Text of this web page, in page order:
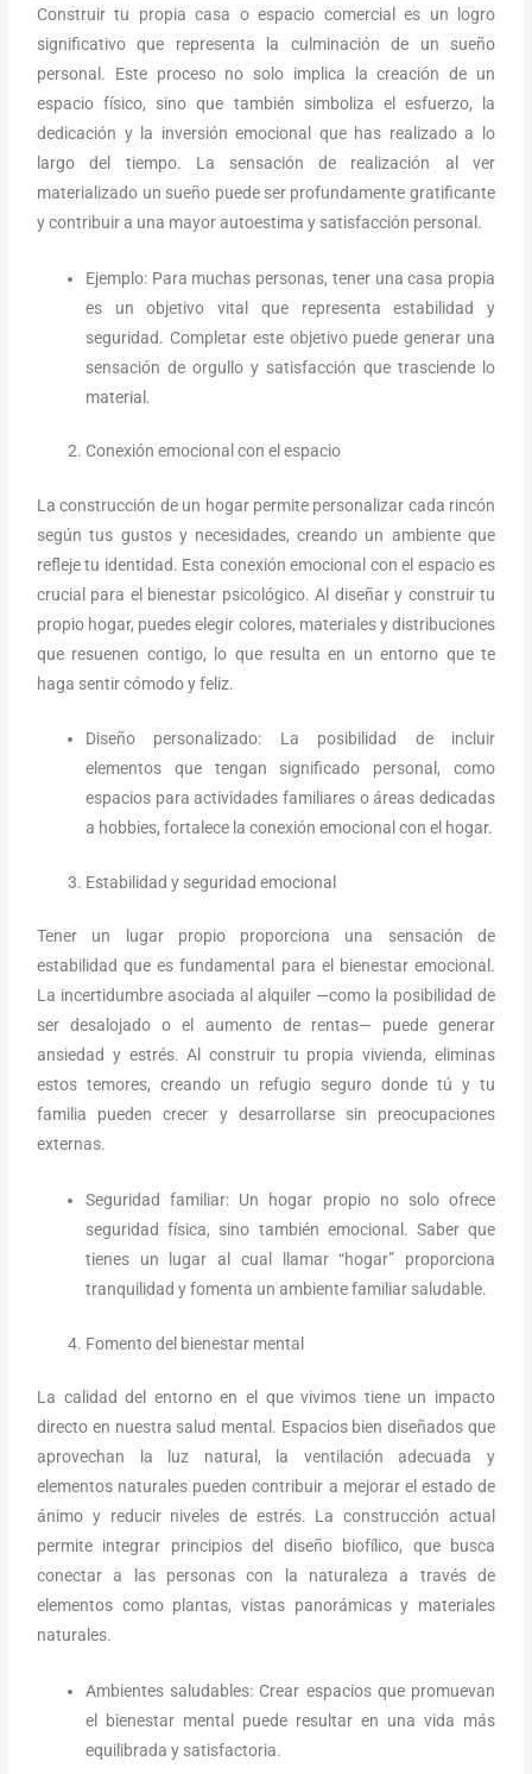
Construir tu propia casa o espacio comercial es un logro
significativo que representa la culminación de un sueño
personal. Este proceso no solo implica la creación de un
espacio físico, sino que también simboliza el esfuerzo, la
dedicación y la inversión emocional que has realizado a lo
largo del tiempo. La sensación de realización al ver
materializado un sueño puede ser profundamente gratificante
y contribuir a una mayor autoestima y satisfacción personal.
Ejemplo: Para muchas personas, tener una casa propia
es un objetivo vital que representa estabilidad y
seguridad. Completar este objetivo puede generar una
sensación de orgullo y satisfacción que trasciende lo
material.
Conexión emocional con el espacio
La construcción de un hogar permite personalizar cada rincón
según tus gustos y necesidades, creando un ambiente que
refleje tu identidad. Esta conexión emocional con el espacio es
crucial para el bienestar psicológico. Al diseñar y construir tu
propio hogar, puedes elegir colores, materiales y distribuciones
que resuenen contigo, lo que resulta en un entorno que te
haga sentir cómodo y feliz.
Diseño personalizado: La posibilidad de incluir
elementos que tengan significado personal, como
espacios para actividades familiares o áreas dedicadas
a hobbies, fortalece la conexión emocional con el hogar.
Estabilidad y seguridad emocional
Tener un lugar propio proporciona una sensación de
estabilidad que es fundamental para el bienestar emocional.
La incertidumbre asociada al alquiler —como la posibilidad de
ser desalojado o el aumento de rentas— puede generar
ansiedad y estrés. Al construir tu propia vivienda, eliminas
estos temores, creando un refugio seguro donde tú y tu
familia pueden crecer y desarrollarse sin preocupaciones
externas.
Seguridad familiar: Un hogar propio no solo ofrece
seguridad física, sino también emocional. Saber que
tienes un lugar al cual llamar “hogar” proporciona
tranquilidad y fomenta un ambiente familiar saludable.
Fomento del bienestar mental
La calidad del entorno en el que vivimos tiene un impacto
directo en nuestra salud mental. Espacios bien diseñados que
aprovechan la luz natural, la ventilación adecuada y
elementos naturales pueden contribuir a mejorar el estado de
ánimo y reducir niveles de estrés. La construcción actual
permite integrar principios del diseño biofílico, que busca
conectar a las personas con la naturaleza a través de
elementos como plantas, vistas panorámicas y materiales
naturales.
Ambientes saludables: Crear espacios que promuevan
el bienestar mental puede resultar en una vida más
equilibrada y satisfactoria.